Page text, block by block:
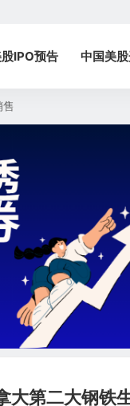
IPO预告 中国美
大第二大钢铁